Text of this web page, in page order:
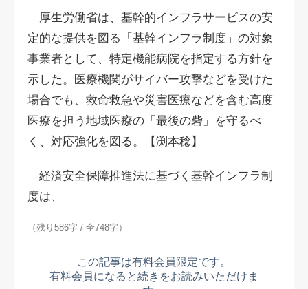
厚生労働省は、基幹的インフラサービスの安
定的な提供を図る「基幹インフラ制度」の対象
事業者として、特定機能病院を指定する方針を
示した。医療機関がサイバー攻撃などを受けた
場合でも、救命救急や災害医療などを含む高度
医療を担う地域医療の「最後の砦」を守るべ
く、対応強化を図る。【渕本稔】
経済安全保障推進法に基づく基幹インフラ制
度は、
（残り586字 / 全748字）
この記事は有料会員限定です。
有料会員になると続きをお読みいただけま